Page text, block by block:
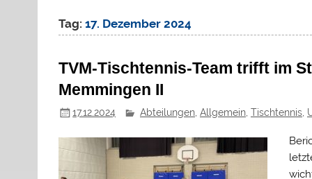
Tag:17. Dezember 2024
TVM-Tischtennis-Team trifft im
Memmingen II
17.12.2024 Abteilungen, Allgemein, Tischtennis,